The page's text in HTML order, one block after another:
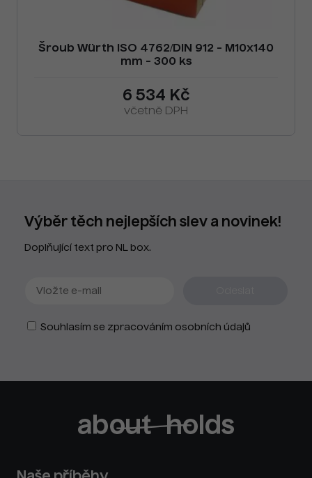
Šroub Würth ISO 4762/DIN 912 - M10x140
mm - 300 ks
6 534 Kč
včetně DPH
Výběr těch nejlepších slev a novinek!
Doplňující text pro NL box.
Souhlasím se zpracováním osobních údajů